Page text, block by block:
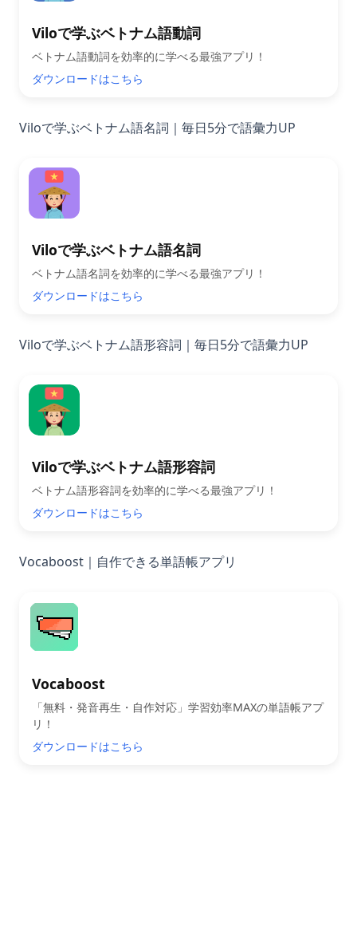
Viloで学ぶベトナム語動詞
ベトナム語動詞を効率的に学べる最強アプリ！
ダウンロードはこちら
Viloで学ぶベトナム語名詞｜毎日5分で語彙力UP
Viloで学ぶベトナム語名詞
ベトナム語名詞を効率的に学べる最強アプリ！
ダウンロードはこちら
Viloで学ぶベトナム語形容詞｜毎日5分で語彙力UP
Viloで学ぶベトナム語形容詞
ベトナム語形容詞を効率的に学べる最強アプリ！
ダウンロードはこちら
Vocaboost｜自作できる単語帳アプリ
Vocaboost
「無料・発音再生・自作対応」学習効率MAXの単語帳アプ
リ！
ダウンロードはこちら